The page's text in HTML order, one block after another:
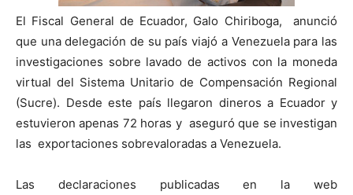
El Fiscal General de Ecuador, Galo Chiriboga, anunció
que una delegación de su país viajó a Venezuela para las
investigaciones sobre lavado de activos con la moneda
virtual del Sistema Unitario de Compensación Regional
(Sucre). Desde este país llegaron dineros a Ecuador y
estuvieron apenas 72 horas y aseguró que se investigan
las exportaciones sobrevaloradas a Venezuela.
Las declaraciones publicadas en la web